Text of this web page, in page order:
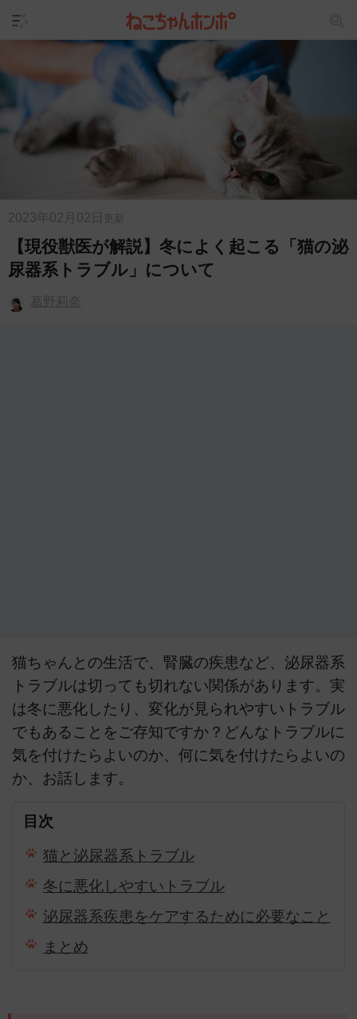
2023年02月02日 更新
【現役獣医が解説】冬によく起こる「猫の泌
尿器系トラブル」について
葛野莉奈
猫ちゃんとの生活で、腎臓の疾患など、泌尿器系
トラブルは切っても切れない関係があります。実
は冬に悪化したり、変化が見られやすいトラブル
でもあることをご存知ですか？どんなトラブルに
気を付けたらよいのか、何に気を付けたらよいの
か、お話します。
目次
猫と泌尿器系トラブル
冬に悪化しやすいトラブル
泌尿器系疾患をケアするために必要なこと
まとめ